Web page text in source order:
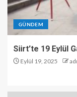
GÜNDEM
Siirt’te 19 Eylül
Eylül 19, 2025